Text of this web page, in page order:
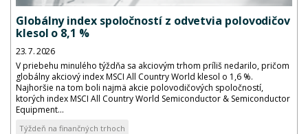
Globálny index spoločností z odvetvia polovodičov
klesol o 8,1 %
23. 7. 2026
V priebehu minulého týždňa sa akciovým trhom príliš nedarilo, pričom
globálny akciový index MSCI All Country World klesol o 1,6 %.
Najhoršie na tom boli najmä akcie polovodičových spoločností,
ktorých index MSCI All Country World Semiconductor & Semiconductor
Equipment...
Týždeň na finančných trhoch